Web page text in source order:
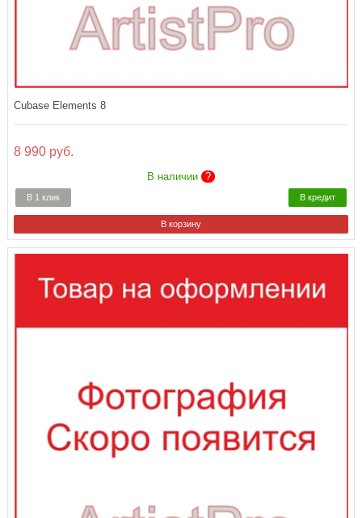
Cubase Elements 8
8 990 руб.
В наличии ?
В 1 клик В кредит